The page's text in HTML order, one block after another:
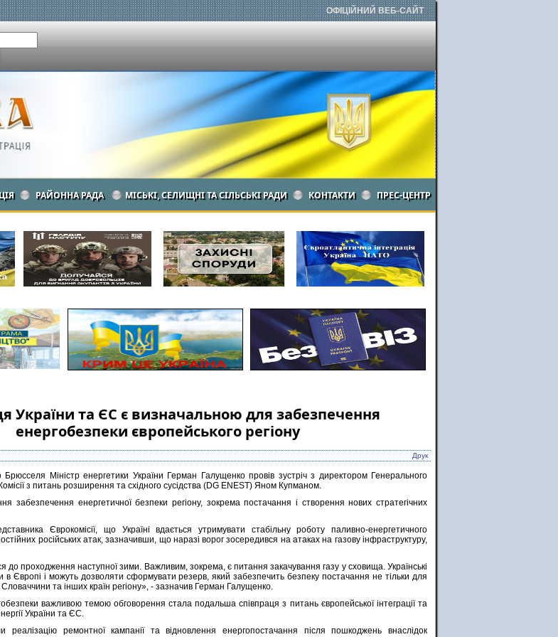
ОФІЦІЙНИЙ ВЕБ-САЙТ
РАЙОННА РАДА МІСЬКІ, СЕЛИЩНІ ТА СІЛЬСЬКІ РАДИ КОНТАКТИ ПРЕС-ЦЕНТР
України та ЄС є визначальною для забезпечення
енергобезпеки європейського регіону
Друк
Брюсселя Міністр енергетики України Герман Галущенко провів зустріч з директором Генерального
з питань розширення та східного сусідства (DG ENEST) Яном Купманом.
забезпечення енергетичної безпеки регіону, зокрема постачання і створення нових стратегічних
Єврокомісії, що Україні вдається утримувати стабільну роботу паливно-енергетичного
російських атак, зазначивши, що наразі ворог зосередився на атаках на газову інфраструктуру,
до проходження наступної зими. Важливим, зокрема, є питання закачування газу у сховища. Українські
Європі і можуть дозволяти сформувати резерв, який забезпечить безпеку постачання не тільки для
та інших країн регіону», - зазначив Герман Галущенко.
важливою темою обговорення стала подальша співпраця з питань європейської інтеграції та
України та ЄС.
реалізацію ремонтної кампанії та відновлення енергопостачання після пошкоджень внаслідок